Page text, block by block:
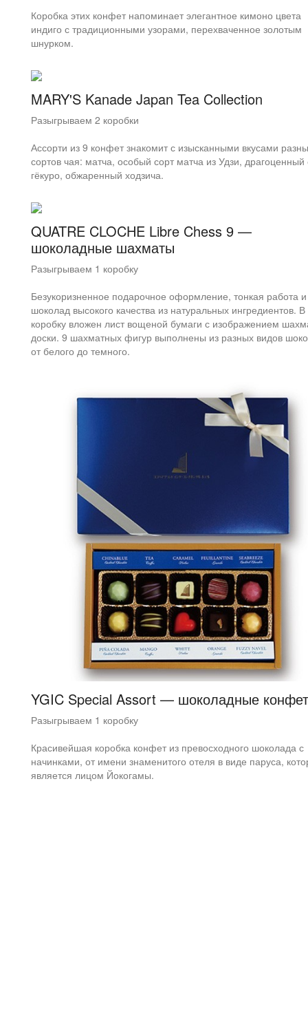
Коробка этих конфет напоминает элегантное кимоно цвета
индиго с традиционными узорами, перехваченное золотым
шнурком.
MARY'S Kanade Japan Tea Collection
Разыгрываем 2 коробки
Ассорти из 9 конфет знакомит с изысканными вкусами
сортов чая: матча, особый сорт матча из Удзи, драгоценный
гёкуро, обжаренный ходзича.
QUATRE CLOCHE Libre Chess 9 —
шоколадные шахматы
Разыгрываем 1 коробку
Безукоризненное подарочное оформление, тонкая работа и
шоколад высокого качества из натуральных ингредиентов. В
коробку вложен лист вощеной бумаги с изображением
доски. 9 шахматных фигур выполнены из разных видов
от белого до темного.
YGIC Special Assort — шоколадные
Разыгрываем 1 коробку
Красивейшая коробка конфет из превосходного шоколада с
начинками, от имени знаменитого отеля в виде паруса,
является лицом Йокогамы.